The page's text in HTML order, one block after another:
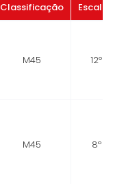
Classificação
M45 12º
M45 8º